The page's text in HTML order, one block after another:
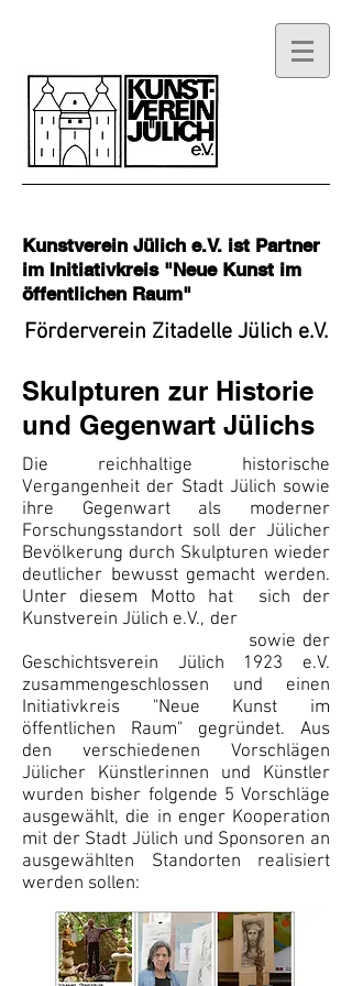
Kunstverein Jülich e.V. ist Partner
im Initiativkreis "Neue Kunst im
öffentlichen Raum"
Förderverein Zitadelle Jülich e.V.
Skulpturen zur Historie
und Gegenwart Jülichs
Die reichhaltige historische
Vergangenheit der Stadt Jülich sowie
ihre Gegenwart als moderner
Forschungsstandort soll der Jülicher
Bevölkerung durch Skulpturen wieder
deutlicher bewusst gemacht werden.
Unter diesem Motto hat sich der
Kunstverein Jülich e.V., der
sowie der
Geschichtsverein Jülich 1923 e.V.
zusammengeschlossen und einen
Initiativkreis "Neue Kunst im
öffentlichen Raum" gegründet. Aus
den verschiedenen Vorschlägen
Jülicher Künstlerinnen und Künstler
wurden bisher folgende 5 Vorschläge
ausgewählt, die in enger Kooperation
mit der Stadt Jülich und Sponsoren an
ausgewählten Standorten realisiert
werden sollen: